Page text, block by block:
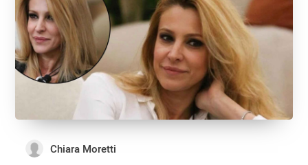
Chiara Moretti